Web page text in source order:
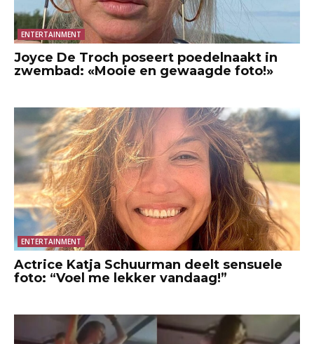
ENTERTAINMENT
Joyce De Troch poseert poedelnaakt in
zwembad: «Mooie en gewaagde foto!»
ENTERTAINMENT
Actrice Katja Schuurman deelt sensuele
foto: “Voel me lekker vandaag!”